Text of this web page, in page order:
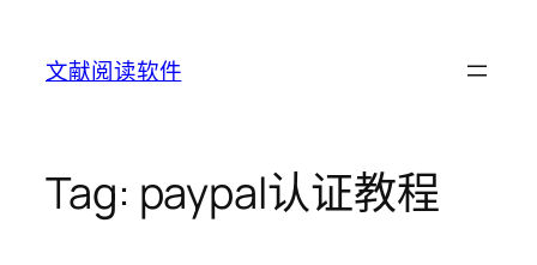
content
文献阅读软件
Tag: paypal认证教程